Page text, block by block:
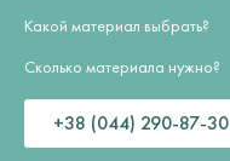
Какой материал выбрать?
Сколько материала нужно?
+38 (044) 290-87-30